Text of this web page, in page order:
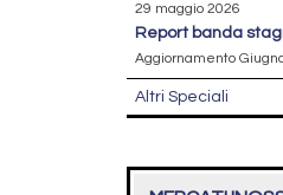
29 maggio 2026
report banda
Aggiornamento
Altri Speciali